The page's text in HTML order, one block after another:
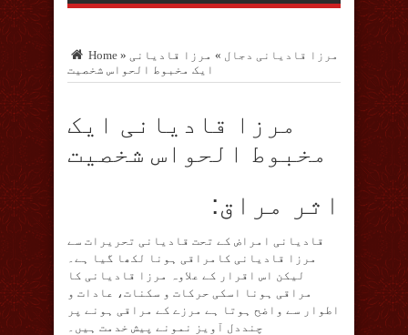
Home » مرزا قادیانی دجال » مرزا قادیانی
ایک مخبوط الحواس شخصیت
مرزا قادیانی ایک
مخبوط الحواس شخصیت
اثر مراق:
قادیانی امراض کے تحت قادیانی تحریرات سے
مرزا قادیانی کامراقی ہونا لکھا گیا ہے۔
لیکن اس اقرار کے علاوہ مرزا قادیانی کا
مراقی ہونا اسکی حرکات و سکنات، عادات و
اطوار سے واضح ہوتا ہے مرزے کے مراقی ہونے پر
چنددل آویز نمونے پیش خدمت ہیں۔